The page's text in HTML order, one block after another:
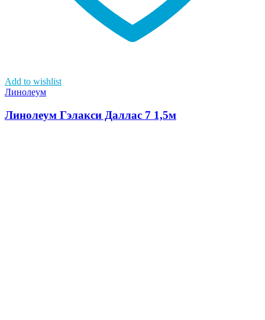
Add to wishlist
Линолеум
Линолеум Гэлакси Даллас 7 1,5м